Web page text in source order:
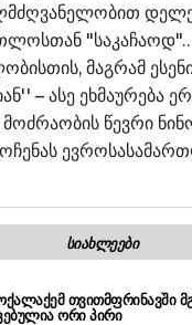
მაგრამ
– ასე ეხმაურება
წევრი
ᲡᲘᲐᲮᲚᲔᲔᲑᲘ
ᲗᲕᲘᲗᲛᲤᲠᲘᲜᲐᲕᲨᲘ
ᲝᲠᲘ ᲞᲘᲠᲘ